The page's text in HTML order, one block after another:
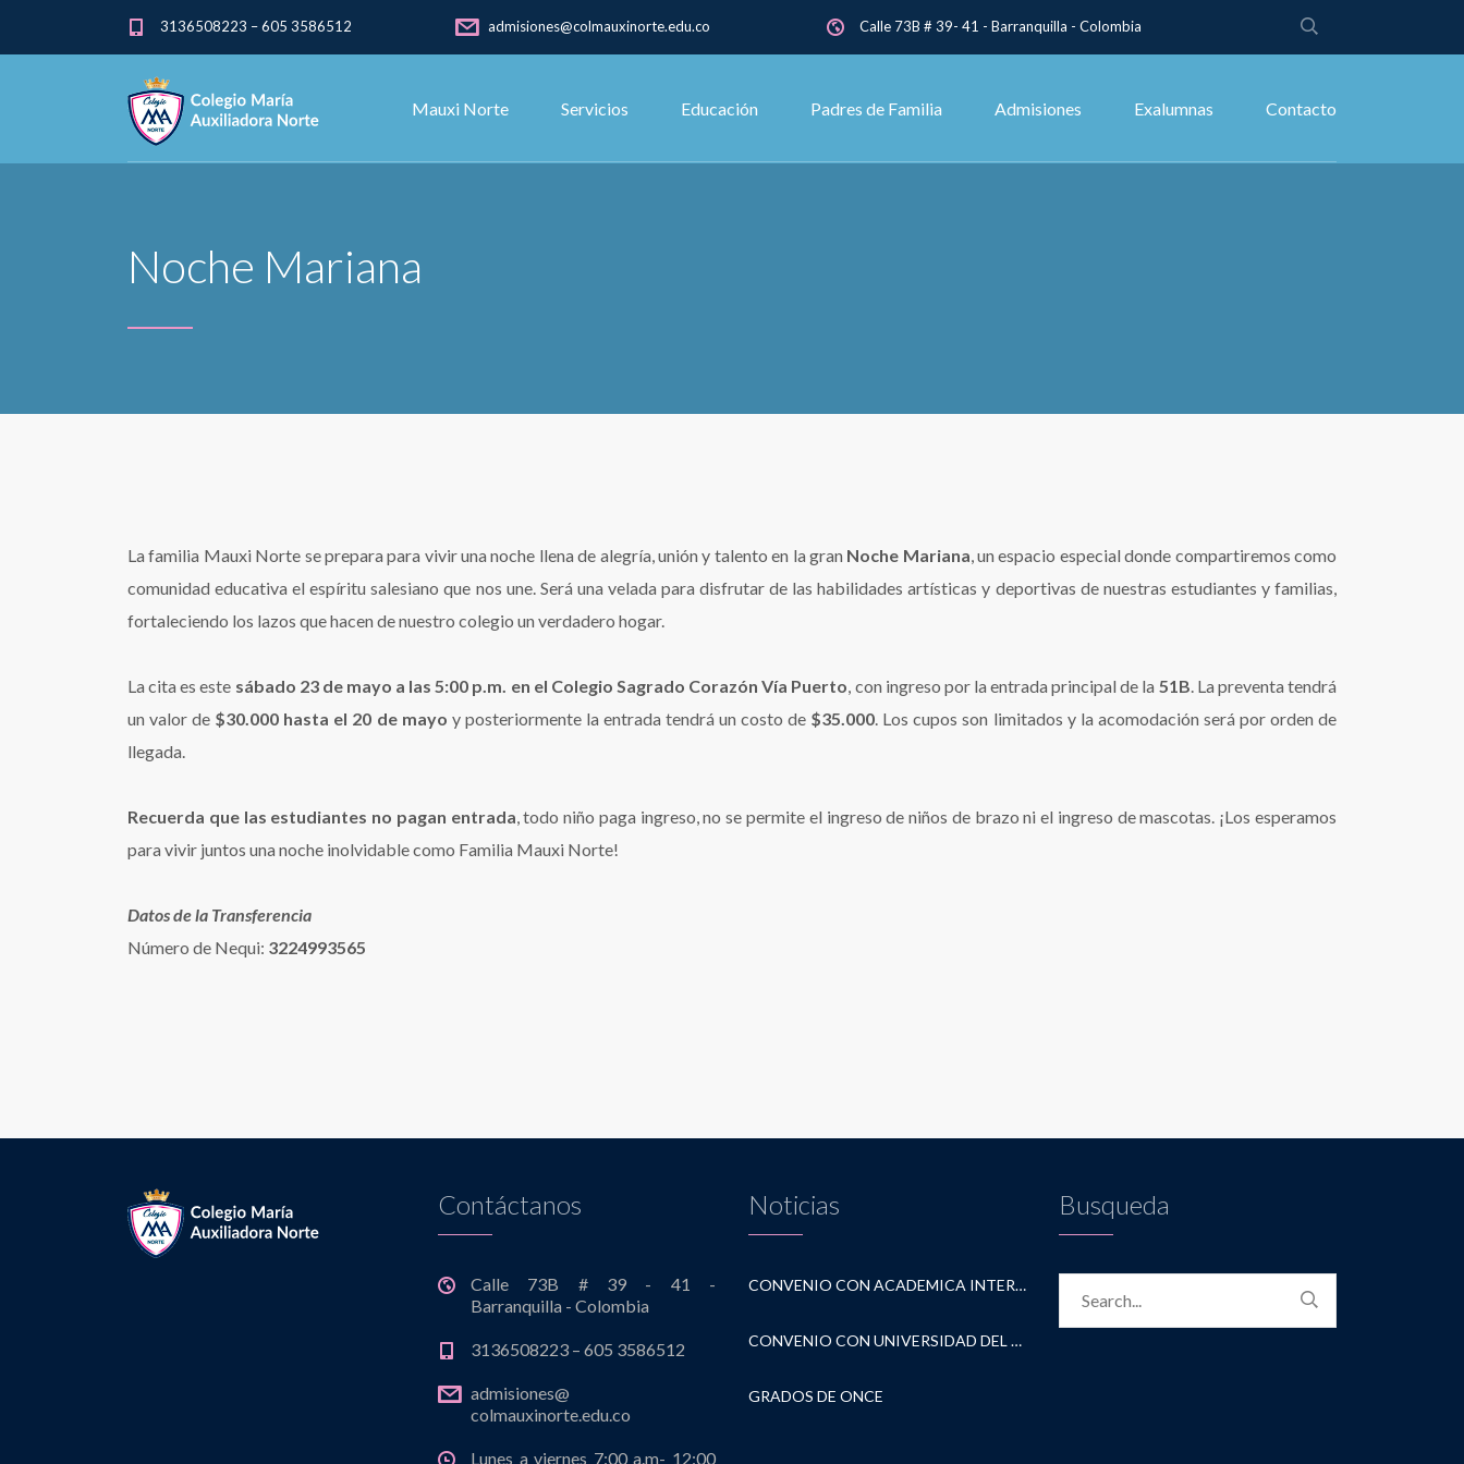
3136508223 – 605 3586512 admisiones@colmauxinorte.edu.co Calle 73B # 39- 41 - Barranquilla - Colombia
Mauxi Norte Servicios Educación Padres de Familia Admisiones Exalumnas Contacto
Noche Mariana
La familia Mauxi Norte se prepara para vivir una noche llena de alegría, unión y talento en la gran Noche Mariana, un espacio especial donde compartiremos como
comunidad educativa el espíritu salesiano que nos une. Será una velada para disfrutar de las habilidades artísticas y deportivas de nuestras estudiantes y familias,
fortaleciendo los lazos que hacen de nuestro colegio un verdadero hogar.
La cita es este sábado 23 de mayo a las 5:00 p.m. en el Colegio Sagrado Corazón Vía Puerto, con ingreso por la entrada principal de la 51B. La preventa tendrá
un valor de $30.000 hasta el 20 de mayo y posteriormente la entrada tendrá un costo de $35.000. Los cupos son limitados y la acomodación será por orden de
llegada.
Recuerda que las estudiantes no pagan entrada, todo niño paga ingreso, no se permite el ingreso de niños de brazo ni el ingreso de mascotas. ¡Los esperamos
para vivir juntos una noche inolvidable como Familia Mauxi Norte!
Datos de la Transferencia
Número de Nequi: 3224993565
Contáctanos
Calle 73B # 39 - 41 -
Barranquilla - Colombia
3136508223 – 605 3586512
admisiones@
colmauxinorte.edu.co
Lunes a viernes 7:00 a.m- 12:00
Noticias
CONVENIO CON ACADEMICA INTERNATIONAL STUDIES
CONVENIO CON UNIVERSIDAD DEL NORTE
GRADOS DE ONCE
Busqueda